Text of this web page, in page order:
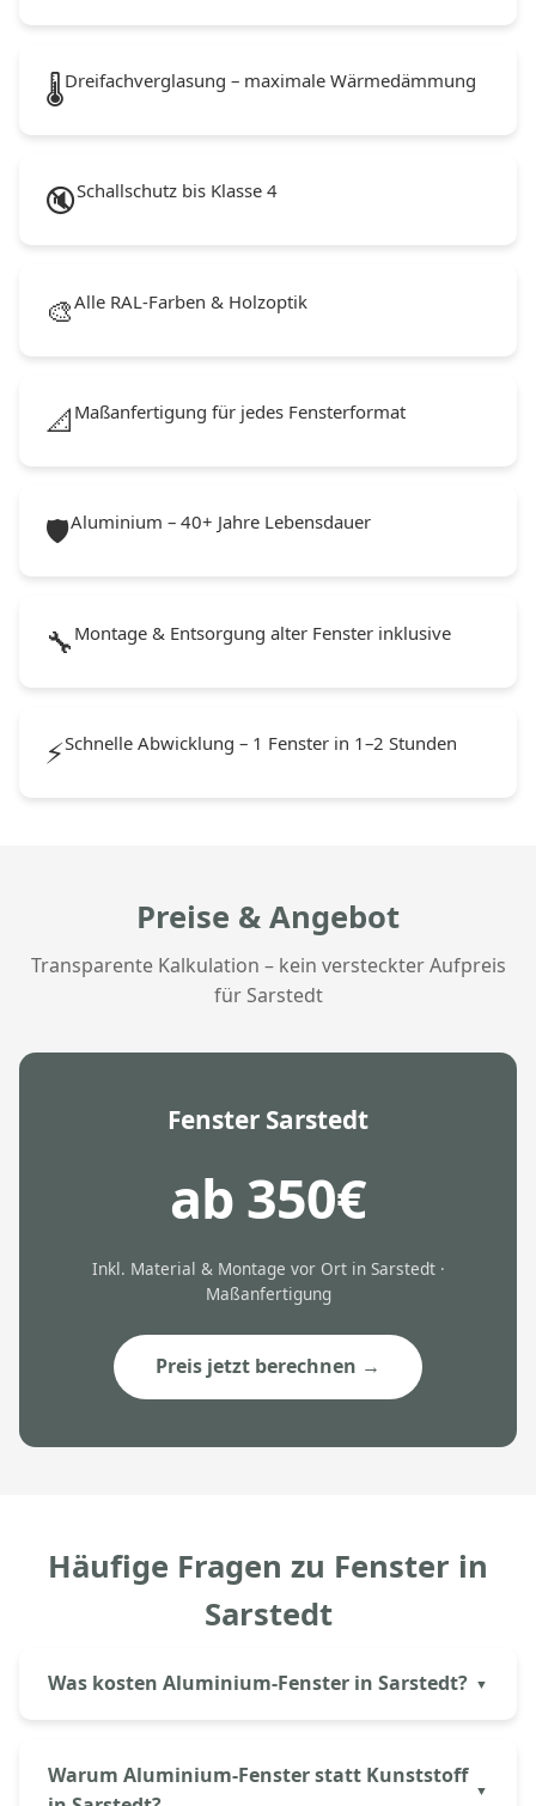
🌡️Dreifachverglasung – maximale Wärmedämmung
🔇Schallschutz bis Klasse 4
🎨Alle RAL-Farben & Holzoptik
📐 Maßanfertigung für jedes Fensterformat
🛡️Aluminium – 40+ Jahre Lebensdauer
🔧 Montage & Entsorgung alter Fenster inklusive
⚡Schnelle Abwicklung – 1 Fenster in 1–2 Stunden
Preise & Angebot
Transparente Kalkulation – kein versteckter Aufpreis
für Sarstedt
Fenster Sarstedt
ab 350€
Inkl. Material & Montage vor Ort in Sarstedt ·
Maßanfertigung
Preis jetzt berechnen →
Häufige Fragen zu Fenster in
Sarstedt
Was kosten Aluminium-Fenster in Sarstedt?
ab ca. 350€ pro Element inkl. Einbau. Ein
Warum Aluminium-Fenster statt Kunststoff